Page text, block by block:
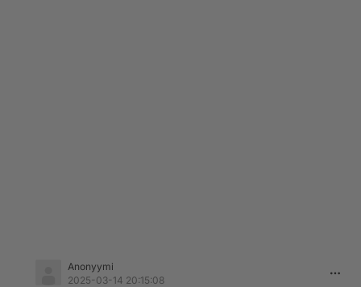
Anonyymi
2025-03-14 20:15:08